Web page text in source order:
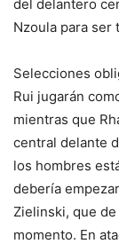
del delantero
Nzoula para ser
Selecciones
Rui jugarán
mientras que
central delante
los hombres
debería
Zielinski, que
momento. En